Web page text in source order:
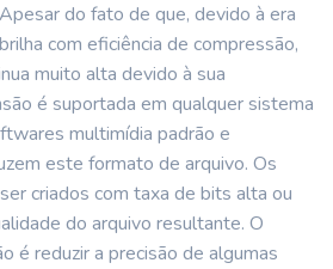
do fato de que, devido à era
com eficiência de compressão,
muito alta devido à sua
é suportada em qualquer sistema
multimídia padrão e
este formato de arquivo. Os
criados com taxa de bits alta ou
do arquivo resultante. O
é reduzir a precisão de algumas